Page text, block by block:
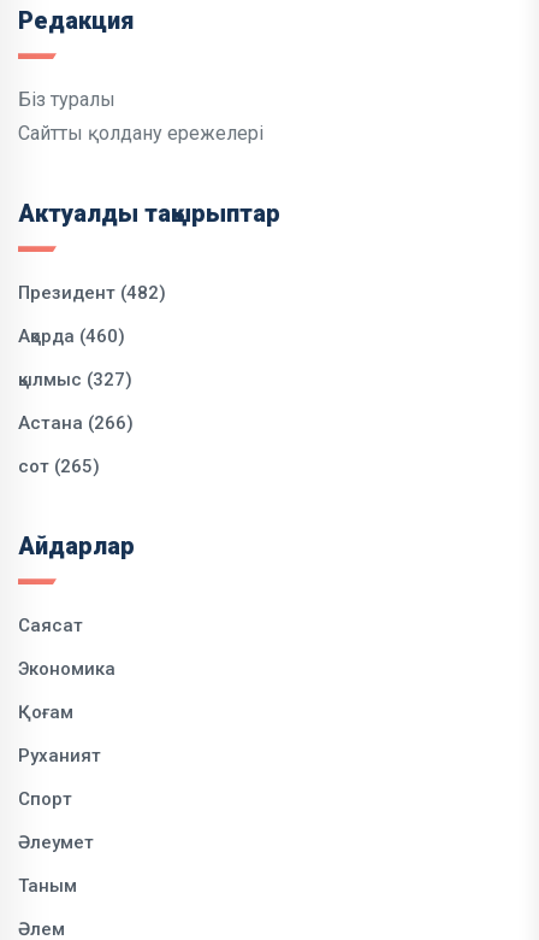
Редакция
Біз туралы
Сайтты қолдану ережелері
Актуалды тақырыптар
Президент (482)
Ақорда (460)
қылмыс (327)
Астана (266)
сот (265)
Айдарлар
Саясат
Экономика
Қоғам
Руханият
Спорт
Әлеумет
Таным
Әлем